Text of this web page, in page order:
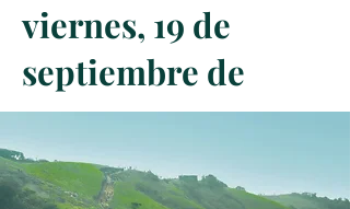
viernes, 19 de
septiembre de
2025